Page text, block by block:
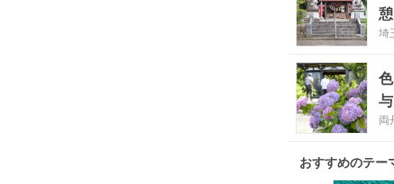
埼
両
おすすめのテー